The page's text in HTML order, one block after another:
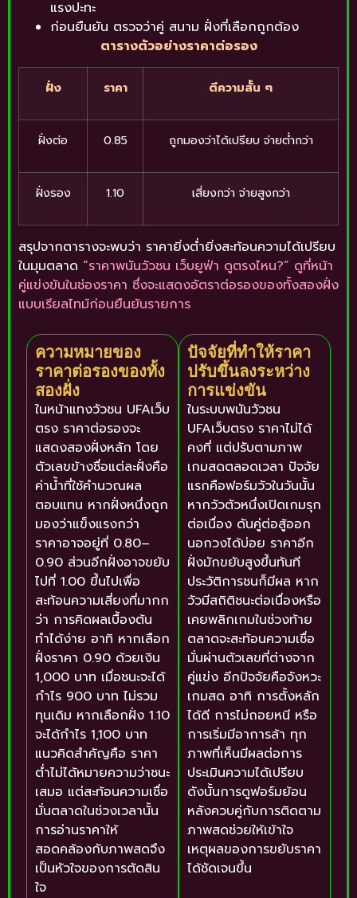
แรงปะทะ
ก่อนยืนยัน ตรวจว่าคู่ สนาม ฝั่งที่เลือกถูกต้อง
ตารางตัวอย่างราคาต่อรอง
ฝั่ง ราคา ตีความสั้น ๆ
ฝั่งต่อ 0.85 ถูกมองว่าได้เปรียบ จ่ายต่ำกว่า
ฝั่งรอง 1.10 เสี่ยงกว่า จ่ายสูงกว่า
สรุปจากตารางจะพบว่า ราคายิ่งต่ำยิ่งสะท้อนความได้เปรียบ
ในมุมตลาด “ราคาพนันวัวชน เว็บยูฟ่า ดูตรงไหน?” ดูที่หน้า
คู่แข่งขันในช่องราคา ซึ่งจะแสดงอัตราต่อรองของทั้งสองฝั่ง
แบบเรียลไทม์ก่อนยืนยันรายการ
ความหมายของ
ราคาต่อรองของทั้ง
สองฝั่ง
ในหน้าแทงวัวชน UFAเว็บ
ตรง ราคาต่อรองจะ
แสดงสองฝั่งหลัก โดย
ตัวเลขข้างชื่อแต่ละฝั่งคือ
ค่าน้ำที่ใช้คำนวณผล
ตอบแทน หากฝั่งหนึ่งถูก
มองว่าแข็งแรงกว่า
ราคาอาจอยู่ที่ 0.80–
0.90 ส่วนอีกฝั่งอาจขยับ
ไปที่ 1.00 ขึ้นไปเพื่อ
สะท้อนความเสี่ยงที่มากก
ว่า การคิดผลเบื้องต้น
ทำได้ง่าย อาทิ หากเลือก
ฝั่งราคา 0.90 ด้วยเงิน
1,000 บาท เมื่อชนะจะได้
กำไร 900 บาท ไม่รวม
ทุนเดิม หากเลือกฝั่ง 1.10
จะได้กำไร 1,100 บาท
แนวคิดสำคัญคือ ราคา
ต่ำไม่ได้หมายความว่าชนะ
เสมอ แต่สะท้อนความเชื่อ
มั่นตลาดในช่วงเวลานั้น
การอ่านราคาให้
สอดคล้องกับภาพสดจึง
เป็นหัวใจของการตัดสิน
ใจ
ปัจจัยที่ทำให้ราคา
ปรับขึ้นลงระหว่าง
การแข่งขัน
ในระบบพนันวัวชน
UFAเว็บตรง ราคาไม่ได้
คงที่ แต่ปรับตามภาพ
เกมสดตลอดเวลา ปัจจัย
แรกคือฟอร์มวัวในวันนั้น
หากวัวตัวหนึ่งเปิดเกมรุก
ต่อเนื่อง ดันคู่ต่อสู้ออก
นอกวงได้บ่อย ราคาอีก
ฝั่งมักขยับสูงขึ้นทันที
ประวัติการชนก็มีผล หาก
วัวมีสถิติชนะต่อเนื่องหรือ
เคยพลิกเกมในช่วงท้าย
ตลาดจะสะท้อนความเชื่อ
มั่นผ่านตัวเลขที่ต่างจาก
คู่แข่ง อีกปัจจัยคือจังหวะ
เกมสด อาทิ การตั้งหลัก
ได้ดี การไม่ถอยหนี หรือ
การเริ่มมีอาการล้า ทุก
ภาพที่เห็นมีผลต่อการ
ประเมินความได้เปรียบ
ดังนั้นการดูฟอร์มย้อน
หลังควบคู่กับการติดตาม
ภาพสดช่วยให้เข้าใจ
เหตุผลของการขยับราคา
ได้ชัดเจนขึ้น